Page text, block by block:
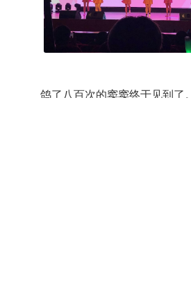
鸽了八百次的窦窦终于见到了。